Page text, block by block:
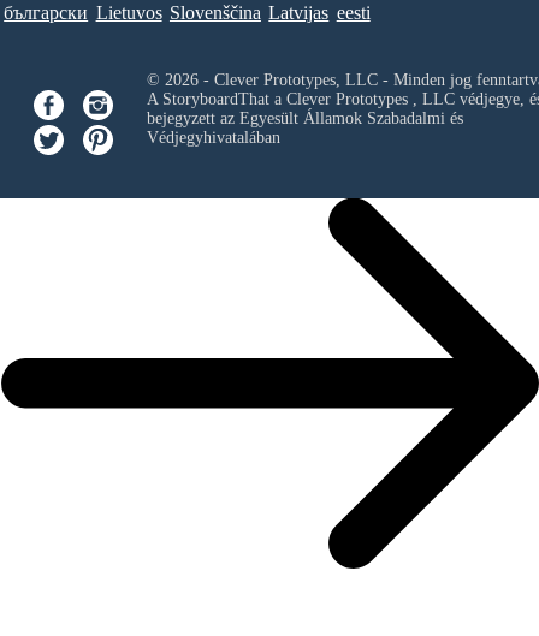
български Lietuvos Slovenščina Latvijas eesti
© 2026 - Clever Prototypes, LLC - Minden jog
A StoryboardThat a Clever Prototypes , LLCvédjegye,
bejegyzett az Egyesült Államok Szabadalmi és
Védjegyhivatalában